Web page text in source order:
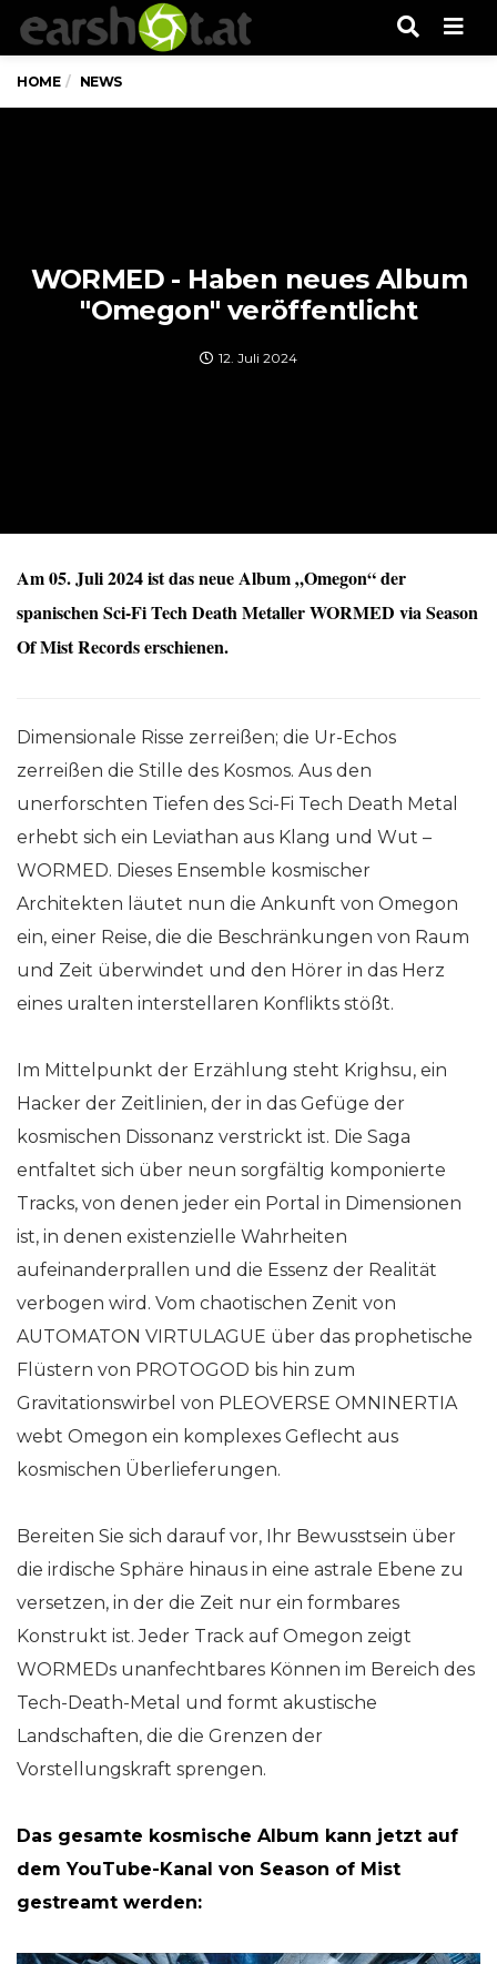
HOME NEWS
WORMED - Haben neues Album
"Omegon" veröffentlicht
12. Juli 2024
Am 05. Juli 2024 ist das neue Album „Omegon“ der
spanischen Sci-Fi Tech Death Metaller WORMED via Season
Of Mist Records erschienen.
Dimensionale Risse zerreißen; die Ur-Echos
zerreißen die Stille des Kosmos. Aus den
unerforschten Tiefen des Sci-Fi Tech Death Metal
erhebt sich ein Leviathan aus Klang und Wut –
WORMED. Dieses Ensemble kosmischer
Architekten läutet nun die Ankunft von Omegon
ein, einer Reise, die die Beschränkungen von Raum
und Zeit überwindet und den Hörer in das Herz
eines uralten interstellaren Konflikts stößt.
Im Mittelpunkt der Erzählung steht Krighsu, ein
Hacker der Zeitlinien, der in das Gefüge der
kosmischen Dissonanz verstrickt ist. Die Saga
entfaltet sich über neun sorgfältig komponierte
Tracks, von denen jeder ein Portal in Dimensionen
ist, in denen existenzielle Wahrheiten
aufeinanderprallen und die Essenz der Realität
verbogen wird. Vom chaotischen Zenit von
AUTOMATON VIRTULAGUE über das prophetische
Flüstern von PROTOGOD bis hin zum
Gravitationswirbel von PLEOVERSE OMNINERTIA
webt Omegon ein komplexes Geflecht aus
kosmischen Überlieferungen.
Bereiten Sie sich darauf vor, Ihr Bewusstsein über
die irdische Sphäre hinaus in eine astrale Ebene zu
versetzen, in der die Zeit nur ein formbares
Konstrukt ist. Jeder Track auf Omegon zeigt
WORMEDs unanfechtbares Können im Bereich des
Tech-Death-Metal und formt akustische
Landschaften, die die Grenzen der
Vorstellungskraft sprengen.
Das gesamte kosmische Album kann jetzt auf
dem YouTube-Kanal von Season of Mist
gestreamt werden: